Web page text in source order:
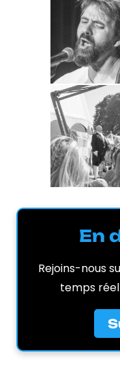
En
Rejoins-nous
temps